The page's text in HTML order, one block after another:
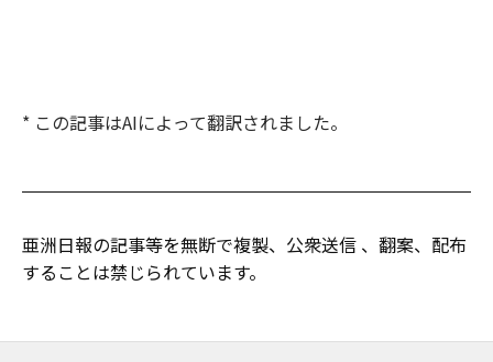
* この記事はAIによって翻訳されました。
亜洲日報の記事等を無断で複製、公衆送信 、翻案、配布
することは禁じられています。